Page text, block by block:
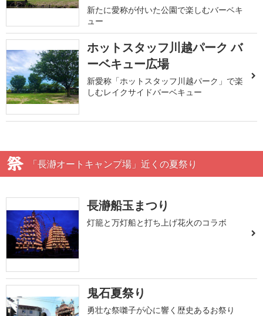
新たに愛称が付いた公園で楽しむバーベキ
ュー
ホットスタッフ川越パーク バ
ーベキュー広場
新愛称「ホットスタッフ川越パーク」で楽
しむレイクサイドバーベキュー
「長瀞オートキャンプ場」近くの夏祭り
長瀞船玉まつり
灯籠と万灯船と打ち上げ花火のコラボ
鬼石夏祭り
勇壮な祭囃子が心に響く歴史あるお祭り